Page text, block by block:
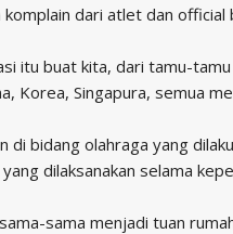
dari atlet dan official
itu buat kita, dari tamu-
Korea, Singapura, semua
bidang olahraga yang
dilaksanakan selama
sama menjadi tuan